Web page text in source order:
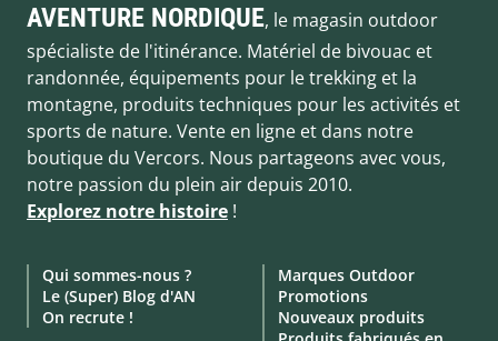
AVENTURE NORDIQUE, le magasin outdoor
spécialiste de l'itinérance. Matériel de bivouac et
randonnée, équipements pour le trekking et la
montagne, produits techniques pour les activités et
sports de nature. Vente en ligne et dans notre
boutique du Vercors. Nous partageons avec vous,
notre passion du plein air depuis 2010.
Explorez notre histoire !
Qui sommes-nous ?
Le (Super) Blog d'AN
On recrute !
Marques Outdoor
Promotions
Nouveaux produits